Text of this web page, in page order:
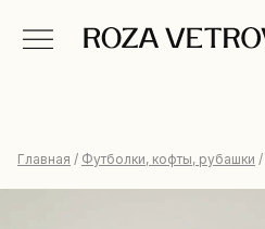
Главная / Футболки, кофты, рубашки /